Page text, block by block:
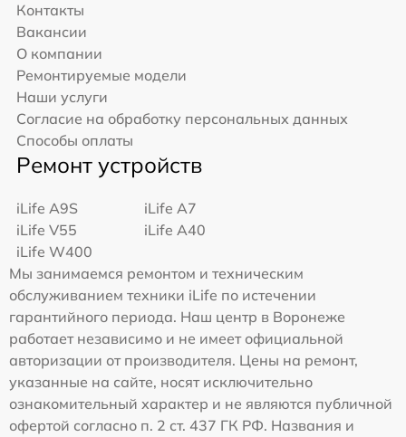
Контакты
Вакансии
О компании
Ремонтируемые модели
Наши услуги
Согласие на обработку персональных данных
Способы оплаты
Ремонт устройств
iLife A9S
iLife A7
iLife V55
iLife A40
iLife W400
Мы занимаемся ремонтом и техническим
обслуживанием техники iLife по истечении
гарантийного периода. Наш центр в Воронеже
работает независимо и не имеет официальной
авторизации от производителя. Цены на ремонт,
указанные на сайте, носят исключительно
ознакомительный характер и не являются публичной
офертой согласно п. 2 ст. 437 ГК РФ. Названия и